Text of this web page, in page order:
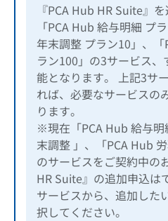
『PCA Hub HR Suite』
「PCA Hub 給与明細 プ
年末調整 プラン10」、
ラン100」の3サービス
能となります。 上記3サ
れば、必要なサービスの
ります。
※現在「PCA Hub 給与明
末調整 」、「PCA Hub
のサービスをご契約中の
HR Suite』の追加申込は
サービスから、追加した
択してください。